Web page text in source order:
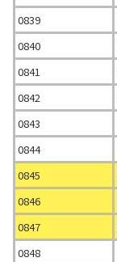
0839
0840
0841
0842
0843
0844
0845
0846
0847
0848